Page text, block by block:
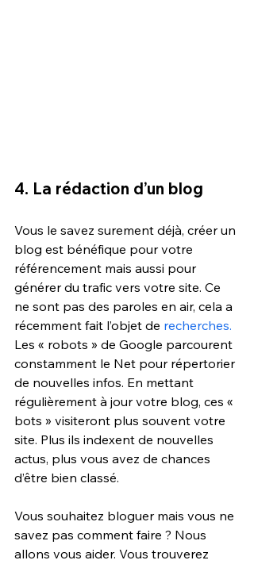
4. La rédaction d’un blog
Vous le savez surement déjà, créer un
blog est bénéfique pour votre
référencement mais aussi pour
générer du trafic vers votre site. Ce
ne sont pas des paroles en air, cela a
récemment fait l’objet de recherches.
Les « robots » de Google parcourent
constamment le Net pour répertorier
de nouvelles infos. En mettant
régulièrement à jour votre blog, ces «
bots » visiteront plus souvent votre
site. Plus ils indexent de nouvelles
actus, plus vous avez de chances
d’être bien classé.
Vous souhaitez bloguer mais vous ne
savez pas comment faire ? Nous
allons vous aider. Vous trouverez